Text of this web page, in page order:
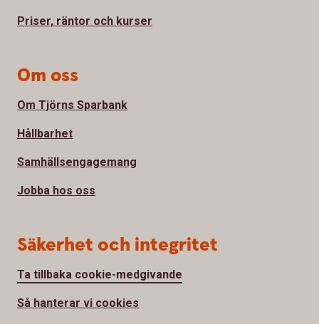
Priser, räntor och kurser
Om oss
Om Tjörns Sparbank
Hållbarhet
Samhällsengagemang
Jobba hos oss
Säkerhet och integritet
Ta tillbaka cookie-medgivande
Så hanterar vi cookies